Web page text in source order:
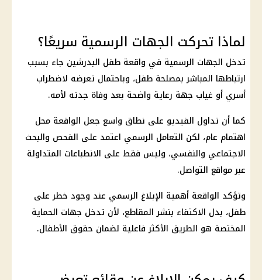
لماذا تحركت الجهات الرسمية سريعًا؟
تدخل الجهات الرسمية في واقعة طفل البدرشين جاء بسبب
ارتباطها المباشر بمصلحة طفل، وباحتمال تعرضه لاضطراب
أسري أو غياب جهة رعاية واضحة بعد وفاة جدته لأمه.
كما أن تداول الفيديو على نطاق واسع جعل الواقعة محل
اهتمام عام، لكن التعامل الرسمي اعتمد على الفحص والبحث
الاجتماعي والنفسي، وليس فقط على الانطباعات المتداولة
عبر مواقع التواصل.
وتؤكد الواقعة أهمية الإبلاغ الرسمي عند وجود خطر على
طفل، بدل الاكتفاء بنشر المقاطع، لأن تدخل جهات الحماية
المختصة هو الطريق الأكثر فاعلية لضمان حقوق الأطفال.